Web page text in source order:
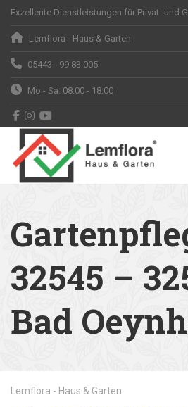
Exzellente Dienstleistungen für Privat- und
Lemflora - Haus & Garten
05443 - 99 83 005
Mo - Sa: 08:00 - 18:00
32545 –
Bad
Lemflora - Haus & Garten